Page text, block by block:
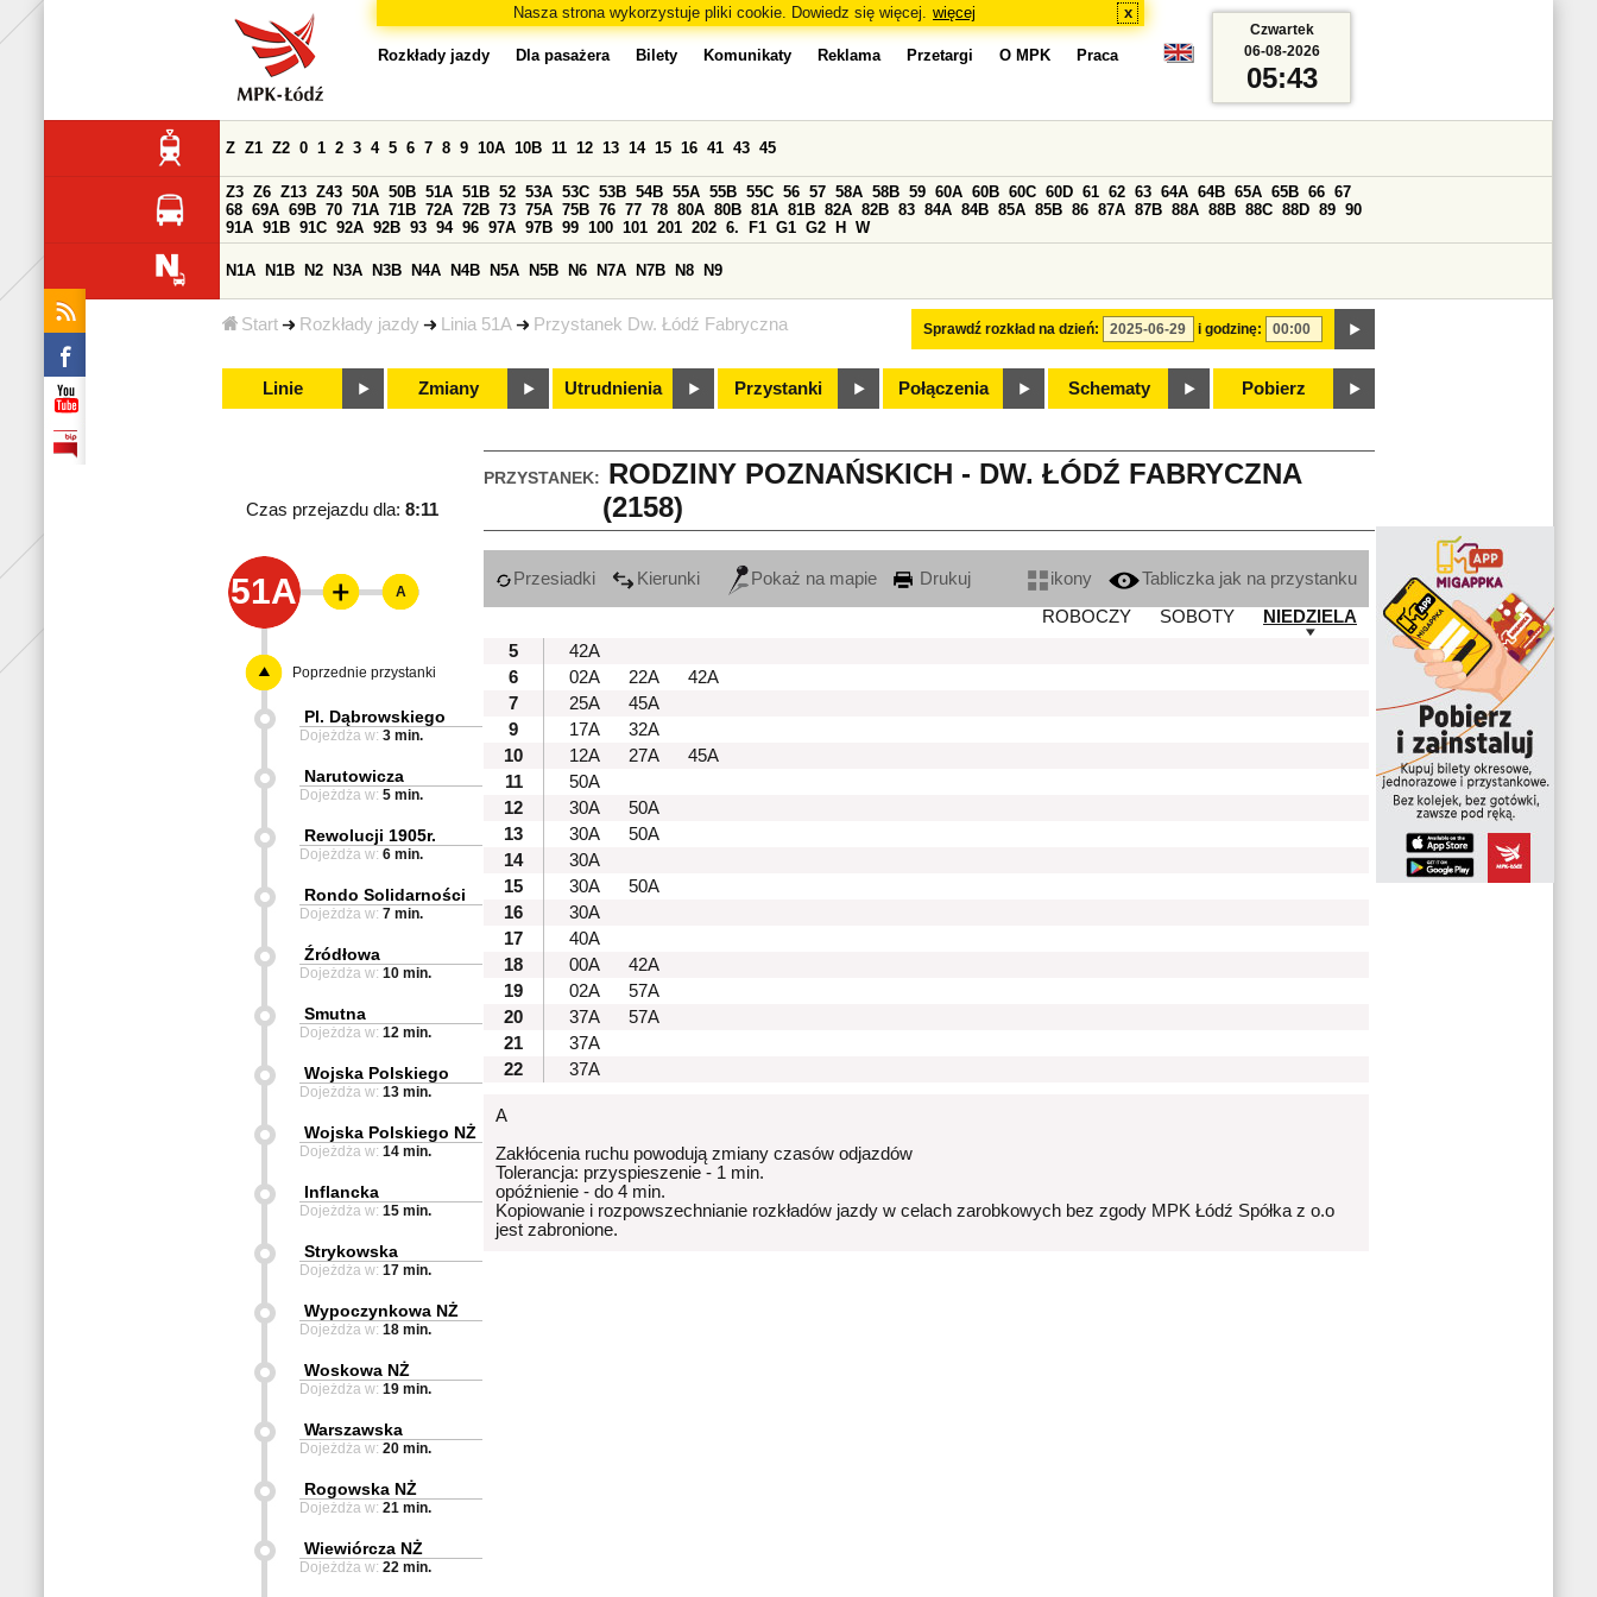
Nasza strona wykorzystuje pliki cookie. Dowiedz się więcej. więcej x
Start Rozkłady jazdy Linia 51A Przystanek Dw. Łódź Fabryczna
Rozkłady jazdy Dla pasażera Bilety Komunikaty Reklama Przetargi O MPK Praca
Sprawdź rozkład na dzień: i godzinę:
Z Z1 Z2 0 1 2 3 4 5 6 7 8 9 10A 10B 11 12 13 14 15 16 41 43 45
Z3 Z6 Z13 Z43 50A 50B 51A 51B 52 53A 53C 53B 54B 55A 55B 55C 56 57 58A 58B 59 60A 60B 60C 60D 61 62 63 64A 64B 65A 65B 66 67
68 69A 69B 70 71A 71B 72A 72B 73 75A 75B 76 77 78 80A 80B 81A 81B 82A 82B 83 84A 84B 85A 85B 86 87A 87B 88A 88B 88C 88D 89 90
91A 91B 91C 92A 92B 93 94 96 97A 97B 99 100 101 201 202 6. F1 G1 G2 H W
N1A N1B N2 N3A N3B N4A N4B N5A N5B N6 N7A N7B N8 N9
Linie Zmiany Utrudnienia Przystanki Połączenia Schematy Pobierz
Czwartek
06-08-2026
05:43
PRZYSTANEK: RODZINY POZNAŃSKICH - DW. ŁÓDŹ FABRYCZNA
(2158)
Czas przejazdu dla: 8:11
51A Przesiadki Kierunki Pokaż na mapie Drukuj ikony
Tabliczka jak na przystanku
ROBOCZY
SOBOTY
NIEDZIELA
5
42A
6
02A 22A
42A
7
25A
45A
9
17A
32A
10
12A 27A
45A
11
50A
12
30A
50A
13
30A
50A
14
30A
15
30A
50A
16
30A
17
40A
18
00A
42A
19
02A
57A
20
37A
57A
21
37A
22
37A
A
Zakłócenia ruchu powodują zmiany czasów odjazdów
Tolerancja: przyspieszenie - 1 min.
opóźnienie - do 4 min.
Kopiowanie i rozpowszechnianie rozkładów jazdy w celach zarobkowych bez zgody MPK Łódź Spółka z o.o
jest zabronione.
A
Poprzednie przystanki
Pl. Dąbrowskiego
Dojeżdża w: 3 min.
Narutowicza
Dojeżdża w: 5 min.
Rewolucji 1905r.
Dojeżdża w: 6 min.
Rondo Solidarności
Dojeżdża w: 7 min.
Źródłowa
Dojeżdża w: 10 min.
Smutna
Dojeżdża w: 12 min.
Wojska Polskiego
Dojeżdża w: 13 min.
Wojska Polskiego NŻ
Dojeżdża w: 14 min.
Inflancka
Dojeżdża w: 15 min.
Strykowska
Dojeżdża w: 17 min.
Wypoczynkowa NŻ
Dojeżdża w: 18 min.
Woskowa NŻ
Dojeżdża w: 19 min.
Warszawska
Dojeżdża w: 20 min.
Rogowska NŻ
Dojeżdża w: 21 min.
Wiewiórcza NŻ
Dojeżdża w: 22 min.